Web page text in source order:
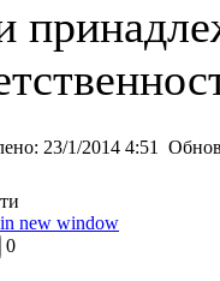
23/1/2014 4:51
0